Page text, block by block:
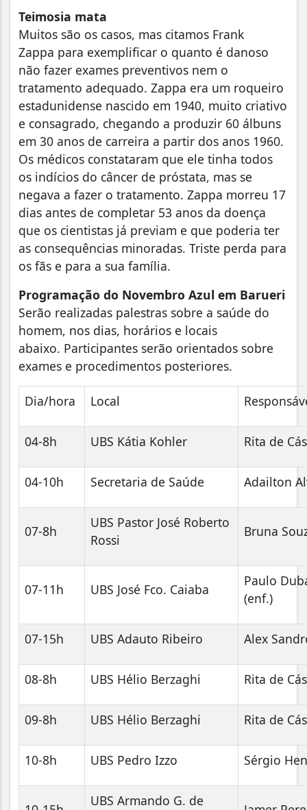
Teimosia mata
Muitos são os casos, mas citamos Frank
Zappa para exemplificar o quanto é danoso
não fazer exames preventivos nem o
tratamento adequado. Zappa era um roqueiro
estadunidense nascido em 1940, muito criativo
e consagrado, chegando a produzir 60 álbuns
em 30 anos de carreira a partir dos anos 1960.
Os médicos constataram que ele tinha todos
os indícios do câncer de próstata, mas se
negava a fazer o tratamento. Zappa morreu 17
dias antes de completar 53 anos da doença
que os cientistas já previam e que poderia ter
as consequências minoradas. Triste perda para
os fãs e para a sua família.
Programação do Novembro Azul em Barueri
Serão realizadas palestras sobre a saúde do
homem, nos dias, horários e locais
abaixo. Participantes serão orientados sobre
exames e procedimentos posteriores.
Dia/hora Local
04-8h UBS Kátia Kohler Rita de
04-10h Secretaria de Saúde Adailton
07-8h
UBS Pastor José Roberto
Rossi
Bruna
07-11h UBS José Fco. Caiaba
Paulo
(enf.)
07-15h UBS Adauto Ribeiro Alex
08-8h UBS Hélio Berzaghi Rita de
09-8h UBS Hélio Berzaghi Rita de
10-8h UBS Pedro Izzo Sérgio
UBS Armando G. de